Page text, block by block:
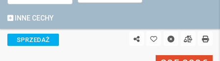
INNE CECHY
SPRZEDAŻ